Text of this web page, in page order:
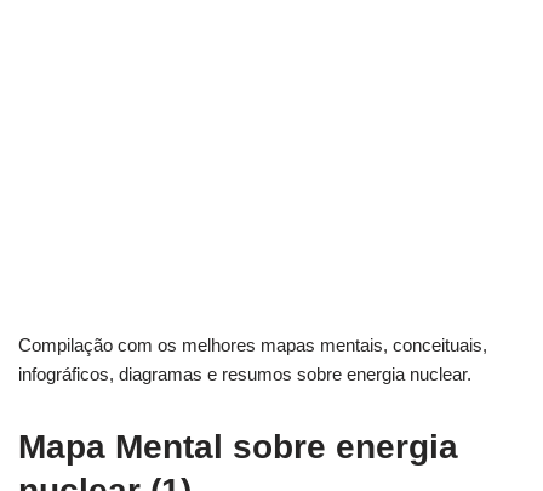
Compilação com os melhores mapas mentais, conceituais,
infográficos, diagramas e resumos sobre energia nuclear.
Mapa Mental sobre energia